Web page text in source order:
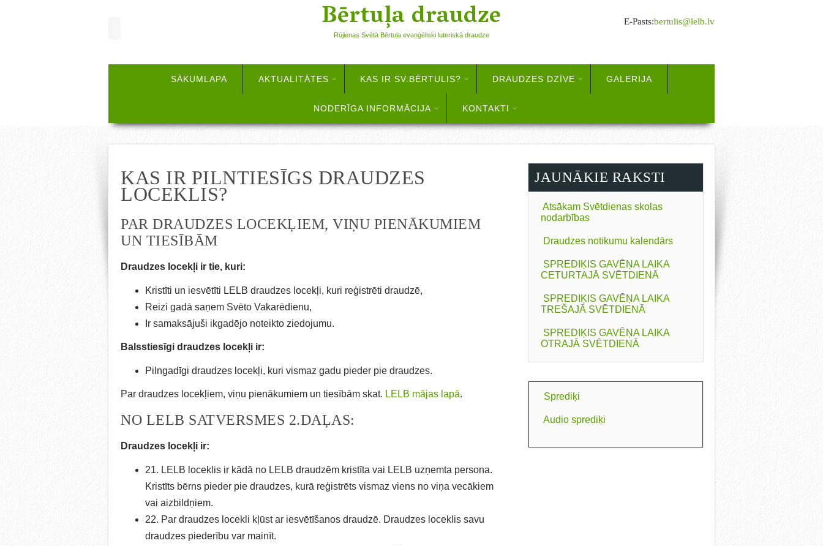
Bērtuļa draudze
Rūjienas Svētā Bērtuļa evaņģēliski luteriskā draudze
E-Pasts:bertulis@lelb.lv
SĀKUMLAPA AKTUALITĀTES KAS IR SV.BĒRTULIS? DRAUDZES DZĪVE GALERIJA
NODERĪGA INFORMĀCIJA KONTAKTI
KAS IR PILNTIESĪGS DRAUDZES
LOCEKLIS?
PAR DRAUDZES LOCEKĻIEM, VIŅU PIENĀKUMIEM
UN TIESĪBĀM
Draudzes locekļi ir tie, kuri:
Kristīti un iesvētīti LELB draudzes locekļi, kuri reģistrēti draudzē,
Reizi gadā saņem Svēto Vakarēdienu,
Ir samaksājuši ikgadējo noteikto ziedojumu.
Balsstiesīgi draudzes locekļi ir:
Pilngadīgi draudzes locekļi, kuri vismaz gadu pieder pie draudzes.
Par draudzes locekļiem, viņu pienākumiem un tiesībām skat. LELB mājas lapā.
NO LELB SATVERSMES 2.DAĻAS:
Draudzes locekļi ir:
21. LELB loceklis ir kādā no LELB draudzēm kristīta vai LELB uzņemta persona.
Kristīts bērns pieder pie draudzes, kurā reģistrēts vismaz viens no viņa vecākiem
vai aizbildņiem.
22. Par draudzes locekli kļūst ar iesvētīšanos draudzē. Draudzes loceklis savu
draudzes piederību var mainīt.
JAUNĀKIE RAKSTI
Atsākam Svētdienas skolas
nodarbības
Draudzes notikumu kalendārs
SPREDIĶIS GAVĒŅA LAIKA
CETURTAJĀ SVĒTDIENĀ
SPREDIĶIS GAVĒŅA LAIKA
TREŠAJĀ SVĒTDIENĀ
SPREDIĶIS GAVĒŅA LAIKA
OTRAJĀ SVĒTDIENĀ
Sprediķi
Audio sprediķi